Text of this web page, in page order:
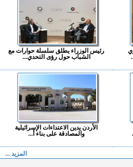
رئيس الوزراء يطلق سلسلة حوارات مع
الشباب حول رؤى التحدي...
الأردن يدين الاعتداءات الإسرائيلية
والمصادقة على بناء أ...
المزيد ...